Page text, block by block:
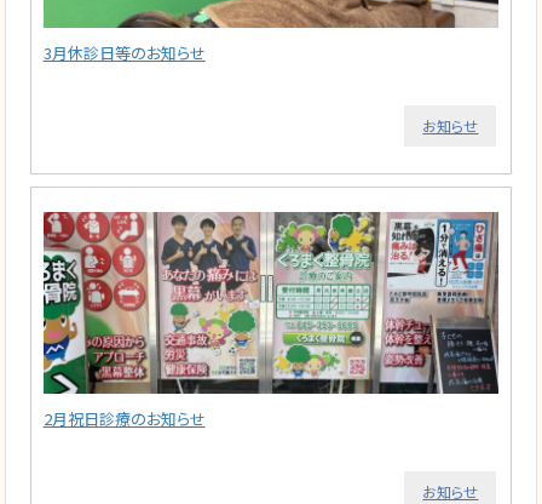
3月休診日等のお知らせ
お知らせ
2月祝日診療のお知らせ
お知らせ